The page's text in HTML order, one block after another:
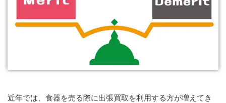
近年では、食器を売る際に出張買取を利用する方が増えてき